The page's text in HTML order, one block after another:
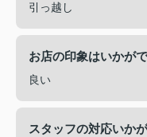
引っ越し
お店の印象はいかが
良い
スタッフの対応いか